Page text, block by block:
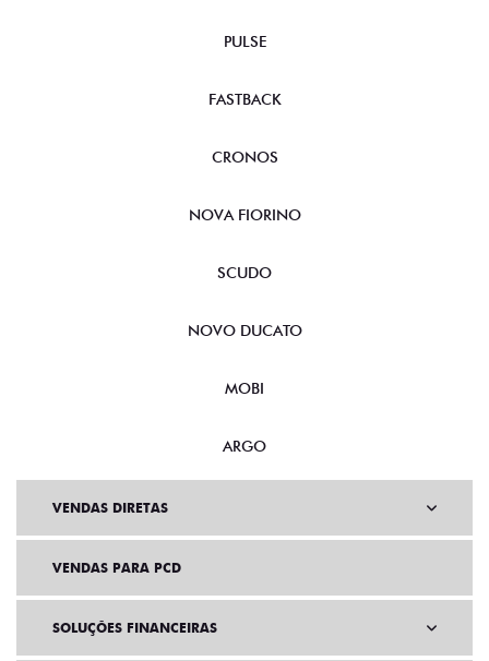
PULSE
FASTBACK
CRONOS
NOVA FIORINO
SCUDO
NOVO DUCATO
MOBI
ARGO
VENDAS DIRETAS
VENDAS PARA PCD
SOLUÇÕES FINANCEIRAS